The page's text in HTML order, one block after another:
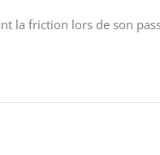
la friction lors de son